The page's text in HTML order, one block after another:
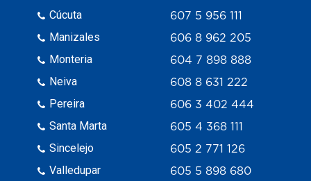
Cúcuta
Manizales
Monteria
Neiva
Pereira
Santa Marta
Sincelejo
Valledupar
607 5 956 111
606 8 962 205
604 7 898 888
608 8 631 222
606 3 402 444
605 4 368 111
605 2 771 126
605 5 898 680